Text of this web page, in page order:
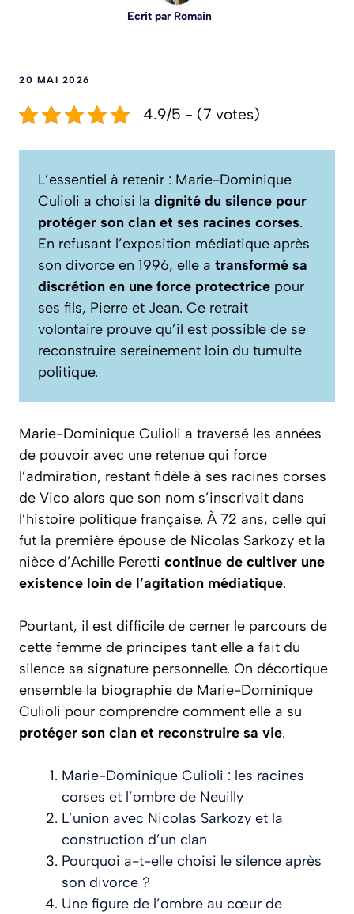
Ecrit par Romain
20 MAI 2026
4.9/5 - (7 votes)
L’essentiel à retenir : Marie-Dominique
Culioli a choisi la dignité du silence pour
protéger son clan et ses racines corses.
En refusant l’exposition médiatique après
son divorce en 1996, elle a transformé sa
discrétion en une force protectrice pour
ses fils, Pierre et Jean. Ce retrait
volontaire prouve qu’il est possible de se
reconstruire sereinement loin du tumulte
politique.
Marie-Dominique Culioli a traversé les années
de pouvoir avec une retenue qui force
l’admiration, restant fidèle à ses racines corses
de Vico alors que son nom s’inscrivait dans
l’histoire politique française. À 72 ans, celle qui
fut la première épouse de Nicolas Sarkozy et la
nièce d’Achille Peretti continue de cultiver une
existence loin de l’agitation médiatique.
Pourtant, il est difficile de cerner le parcours de
cette femme de principes tant elle a fait du
silence sa signature personnelle. On décortique
ensemble la biographie de Marie-Dominique
Culioli pour comprendre comment elle a su
protéger son clan et reconstruire sa vie.
Marie-Dominique Culioli : les racines
corses et l’ombre de Neuilly
L’union avec Nicolas Sarkozy et la
construction d’un clan
Pourquoi a-t-elle choisi le silence après
son divorce ?
Une figure de l’ombre au cœur de